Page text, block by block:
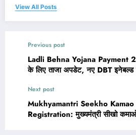
View All Posts
Previous post
Ladli Behna Yojana Payment
के लिए ताजा अपडेट, नए DBT
Next post
Mukhyamantri Seekho Kamao
Registration: मुख्यमंत्री सीखो